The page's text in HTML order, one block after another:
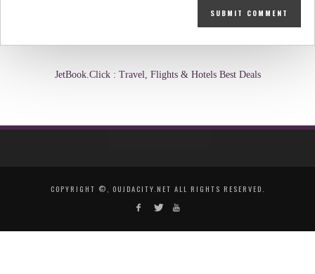
JetBook.Click : Travel, Flights & Hotels Best Deals
COPYRIGHT ©, OUJDACITY.NET ALL RIGHTS RESERVED.